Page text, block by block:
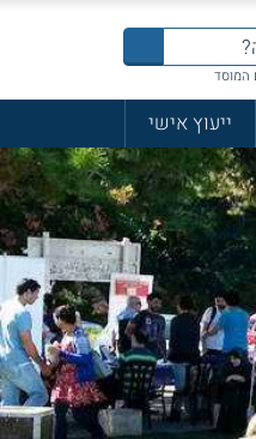
המוסד
ייעוץ אישי